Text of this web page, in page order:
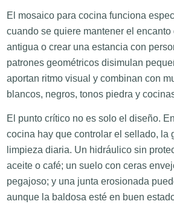
El mosaico para cocina funciona
cuando se quiere mantener el
antigua o crear una estancia con
patrones geométricos disimulan
aportan ritmo visual y combinan con
blancos, negros, tonos piedra y
El punto crítico no es solo el diseño.
cocina hay que controlar el sellado, la
limpieza diaria. Un hidráulico sin
aceite o café; un suelo con ceras
pegajoso; y una junta erosionada
aunque la baldosa esté en buen